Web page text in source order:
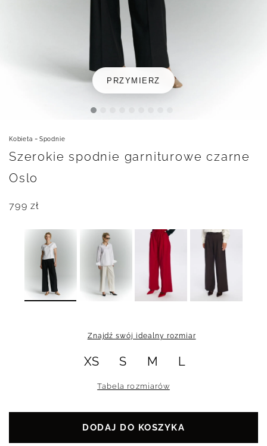
PRZYMIERZ
Kobieta - Spodnie
Szerokie spodnie garniturowe czarne
Oslo
799zł
XS S M L
Znajdź swój idealny rozmiar
Tabela rozmiarów
DODAJ DO KOSZYKA